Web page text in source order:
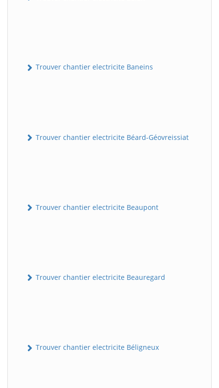
Trouver chantier electricite Baneins
Trouver chantier electricite Béard-Géovreissiat
Trouver chantier electricite Beaupont
Trouver chantier electricite Beauregard
Trouver chantier electricite Béligneux